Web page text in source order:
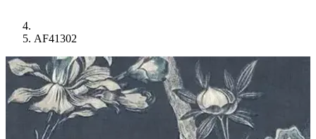
AF41302